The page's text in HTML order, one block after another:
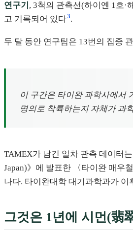
연구기 , 3척의 관측선(하이옌 1호·
고 기록되어 있다3.
두 달 동안 연구팀은 13번의 집중
이 구간은 타이완 과학사에서
명의로 착륙하는지 자체가 과
TAMEX가 남긴 일차 관측 데이터
Japan)》에 발표한 〈타이완 매우
나다. 타이완대학 대기과학과가
그것은 1년에 시먼(翡